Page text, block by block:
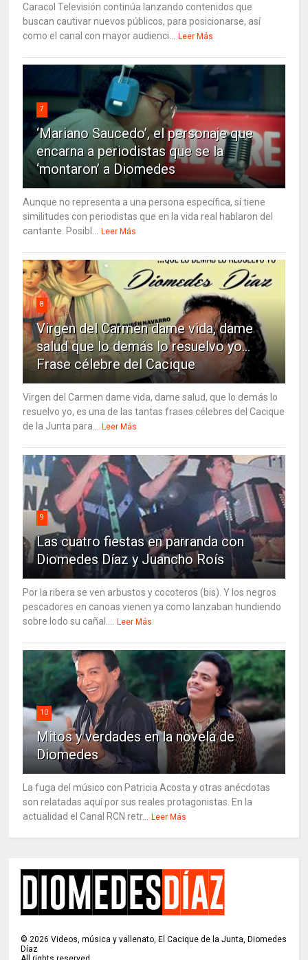
Caracol Televisión continúa lanzando contenidos que
buscan cautivar nuevos públicos, para posicionarse, así
como el canal con mayor audienci...
Leer Más
7
‘Mariano Saucedo’, el personaje que
encarna a periodistas que se la
‘montaron’ a Diomedes
Aunque no representa a una persona específica, sí tiene
similitudes con periodistas que en la vida real hablaron del
cantante. Posibl...
Leer Más
8
Virgen del Carmen dame vida, dame
salud que lo demás lo resuelvo yo…
Frase célebre del Cacique
Virgen del Carmen dame vida, dame salud, que lo demás lo
resuelvo yo, es una de las tantas frases célebres del Cacique
de la Junta para...
Leer Más
9
Las cuatro fiestas en parranda con
Diomedes Díaz y Juancho Roís
Por la ribera se ven arbustos y cocoteros (bis). Y los negros
pescadores en canoas vienen ya como lanzaban hundiendo
sobre lodo su cañal....
Leer Más
10
Mitos y verdades en la novela de
Diomedes
La fuga del músico con Patricia Acosta y otras anécdotas
son relatadas aquí por sus reales protagonistas. En la
actualidad el Canal RCN retr...
Leer Más
©2026 Videos, música y vallenato, El Cacique de la Junta, Diomedes
Díaz